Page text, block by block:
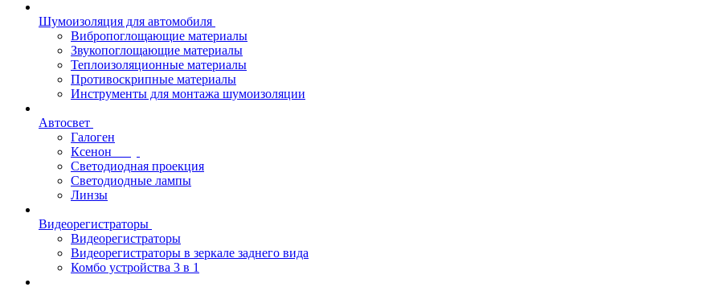
Шумоизоляция для автомобиля
Вибропоглощающие материалы
Звукопоглощающие материалы
Теплоизоляционные материалы
Противоскрипные материалы
Инструменты для монтажа шумоизоляции
Автосвет
Галоген
Ксенон
Светодиодная проекция
Светодиодные лампы
Линзы
Видеорегистраторы
Видеорегистраторы
Видеорегистраторы в зеркале заднего вида
Комбо устройства 3 в 1